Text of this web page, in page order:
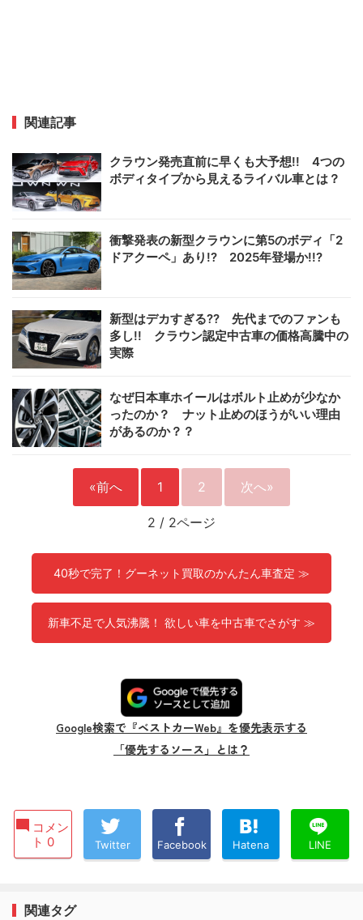
関連記事
クラウン発売直前に早くも大予想!! 4つの
ボディタイプから見えるライバル車とは？
衝撃発表の新型クラウンに第5のボディ「2
ドアクーペ」あり!? 2025年登場か!!?
新型はデカすぎる?? 先代までのファンも
多し!! クラウン認定中古車の価格高騰中の
実際
なぜ日本車ホイールはボルト止めが少なか
ったのか？ ナット止めのほうがいい理由
があるのか？？
«前へ 1 2 次へ»
2 / 2ページ
40秒で完了！グーネット買取のかんたん車査定 ≫
新車不足で人気沸騰！ 欲しい車を中古車でさがす ≫
Google検索で『ベストカーWeb』を優先表示する
「優先するソース」とは？
コメン
ト 0
Twitter Facebook Hatena LINE
関連タグ